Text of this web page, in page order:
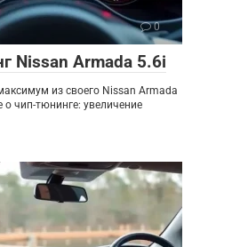
0
Nissan Armada 5.6i
из своего Nissan Armada
о чип-тюнинге: увеличение